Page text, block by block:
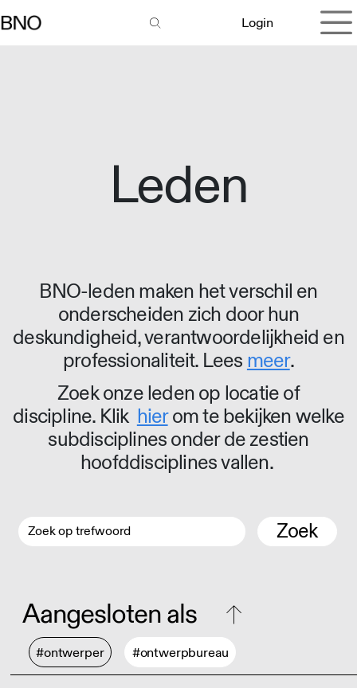
Login
Leden
BNO-leden maken het verschil en
onderscheiden zich door hun
deskundigheid, verantwoordelijkheid en
professionaliteit. Lees meer.
Zoek onze leden op locatie of
discipline. Klik hierom te bekijken welke
subdisciplines onder de zestien
hoofddisciplines vallen.
Zoek
Aangesloten als
#ontwerper #ontwerpbureau